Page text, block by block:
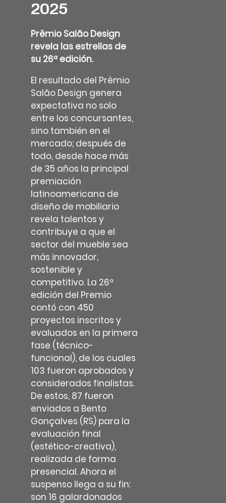
2025
Prêmio Salão Design
revela las estrellas de
su 26ª edición.
El resultado del Prêmio
Salão Design genera
expectativa no solo
entre los concursantes,
sino también en el
mercado; después de
todo, desde hace más
de 35 años la principal
premiación
latinoamericana de
diseño de mobiliario
revela talentos y
contribuye a que el
sector del mueble sea
más innovador,
sostenible y
competitivo. La 26ª
edición del Premio
contó con 450
proyectos inscritos y
evaluados en la primera
fase (técnico-
funcional), de los cuales
103 fueron aprobados y
considerados finalistas.
De estos, 87 fueron
enviados a Bento
Gonçalves (RS) para la
evaluación final
(estético-creativa),
realizada de forma
presencial. Ahora el
suspenso llega a su fin:
son 16 galardonados